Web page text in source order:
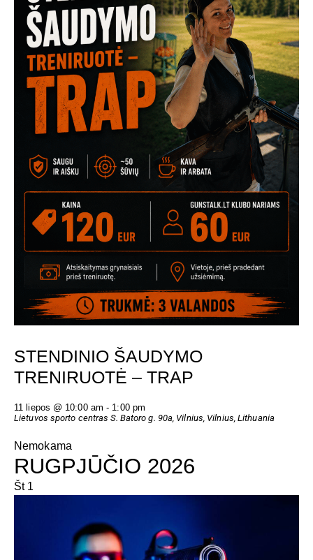
STENDINIO ŠAUDYMO
TRENIRUOTĖ – TRAP
11 liepos @ 10:00 am - 1:00 pm
Lietuvos sporto centrasS. Batoro g. 90a, Vilnius, Vilnius, Lithuania
Nemokama
RUGPJŪČIO 2026
Št 1